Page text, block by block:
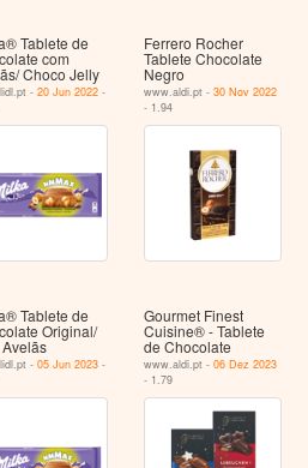
Tablete de
com
Choco Jelly
- 20 Jun 2022-
Ferrero Rocher
Tablete Chocolate
Negro
www.aldi.pt -30 Nov 2022
- 1.94
Tablete de
Original/
- 05 Jun 2023-
Gourmet Finest
Cuisine® - Tablete
de Chocolate
www.aldi.pt -06 Dez 2023
- 1.79